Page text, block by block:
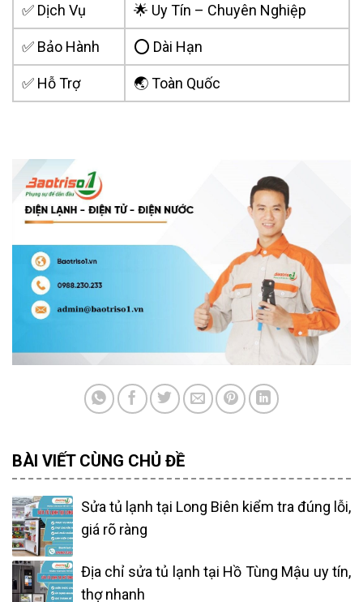
✅ Dịch Vụ 🌟 Uy Tín – Chuyên Nghiệp
✅ Bảo Hành ⭕ Dài Hạn
✅ Hỗ Trợ 🌏 Toàn Quốc
BÀI VIẾT CÙNG CHỦ ĐỀ
Sửa tủ lạnh tại Long Biên kiểm tra đúng lỗi,
giá rõ ràng
Địa chỉ sửa tủ lạnh tại Hồ Tùng Mậu uy tín,
thợ nhanh